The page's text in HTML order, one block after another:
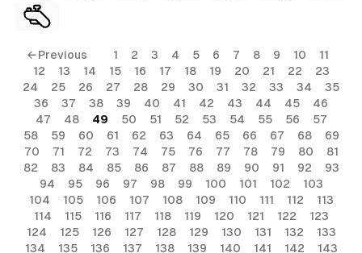
← Previous 1 2 3 4 5 6 7 8 9 10
11
12
13 14 15 16 17 18 19 20 21 22
23
24
25 26 27 28 29 30 31 32 33 34
35
36
37 38 39 40 41 42 43 44 45
46
47
48 49 50 51 52 53 54 55 56
57
58
59 60 61 62 63 64 65 66 67 68
69
70
71 72 73 74 75 76 77 78 79 80
81
82
83 84 85 86 87 88 89 90 91 92
93
94
95 96 97 98 99 100 101 102
103
104
105 106 107 108 109 110 111 112
113
114
115 116 117 118 119 120 121 122
123
124
125 126 127 128 129 130 131 132
133
134
135 136 137 138 139 140 141 142 143